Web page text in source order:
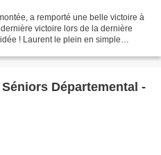
a remporté une belle victoire à
victoire lors de la dernière
! Laurent le plein en simple
Départemental -